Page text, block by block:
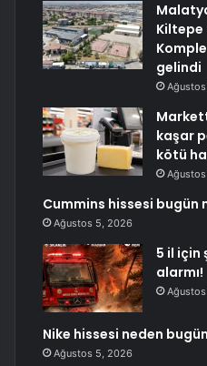
Kiltepe
gelindi
kaşar
kötü
Cummins hissesi bugün
Ağustos 5, 2026
5 il
alarmı!
Nike hissesi neden
Ağustos 5, 2026